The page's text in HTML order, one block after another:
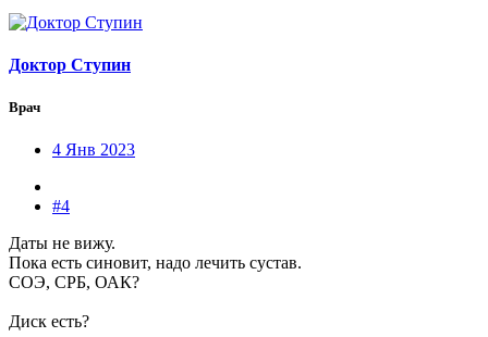
Доктор Ступин
Врач
4 Янв 2023
#4
Даты не вижу.
Пока есть синовит, надо лечить сустав.
СОЭ, СРБ, ОАК?
Диск есть?